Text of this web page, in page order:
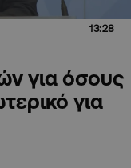
13:28
για όσους
για